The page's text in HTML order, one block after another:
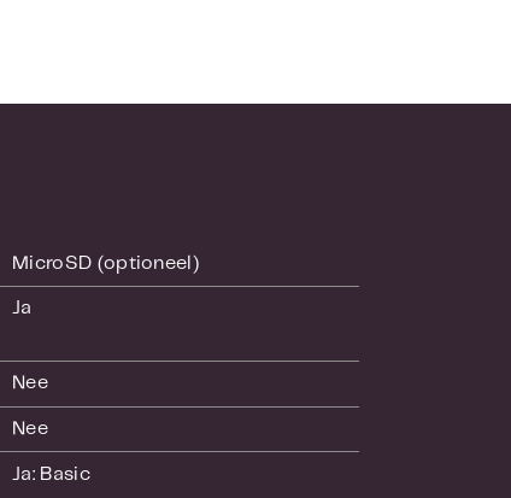
monitor voor openbare
of ingang.
klaar voor gebruik
gemonteerd op muren,
MicroSD (optioneel)
Ja
Nee
Nee
Ja: Basic